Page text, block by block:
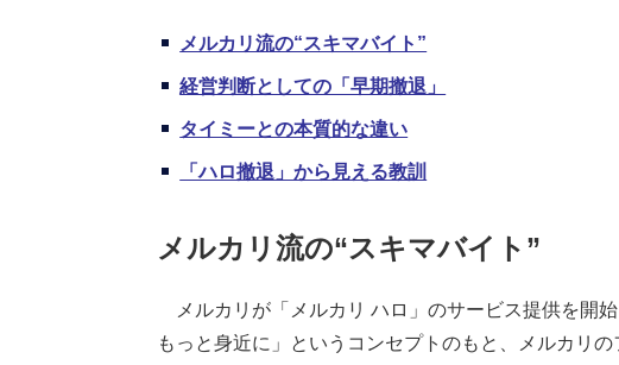
メルカリ流の“スキマバイト”
経営判断としての「早期撤退」
タイミーとの本質的な違い
「ハロ撤退」から見える教訓
メルカリ流の“スキマバイト”
メルカリが「メルカリ ハロ」のサービス提供を開
もっと身近に」というコンセプトのもと、メルカリ